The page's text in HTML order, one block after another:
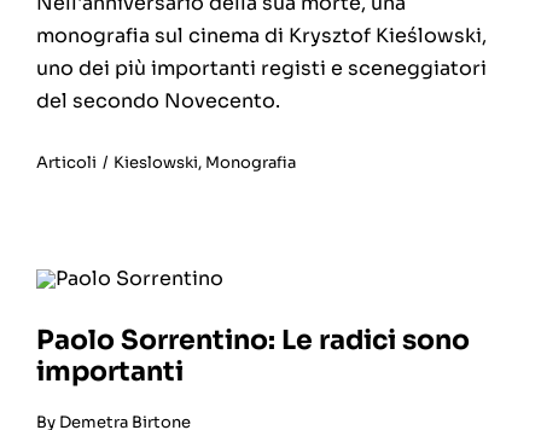
monografia sul cinema di Krysztof Kieślowski,
uno dei più importanti registi e sceneggiatori
del secondo Novecento.
Articoli / Kieslowski, Monografia
Paolo Sorrentino: Le radici sono
importanti
By Demetra Birtone